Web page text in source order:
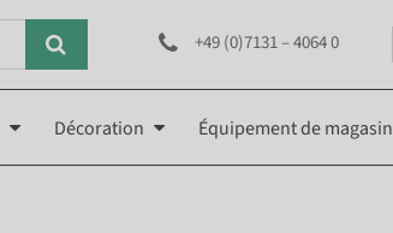
+49 (0)7131 – 4064 0
Décoration Équipement de magasin